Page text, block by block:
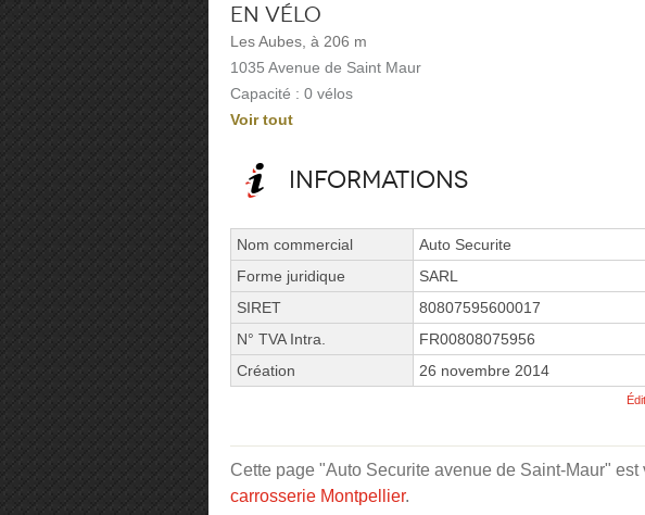
En vélo
Les Aubes, à 206 m
1035 Avenue de Saint Maur
Capacité : 0 vélos
Voir tout
Informations
Nom commercial
Auto Securite
Forme juridique
SARL
SIRET
80807595600017
N° TVA Intra.
FR00808075956
Création
26 novembre 2014
Cette page "Auto Securite avenue de Saint-Maur"
carrosserie Montpellier.